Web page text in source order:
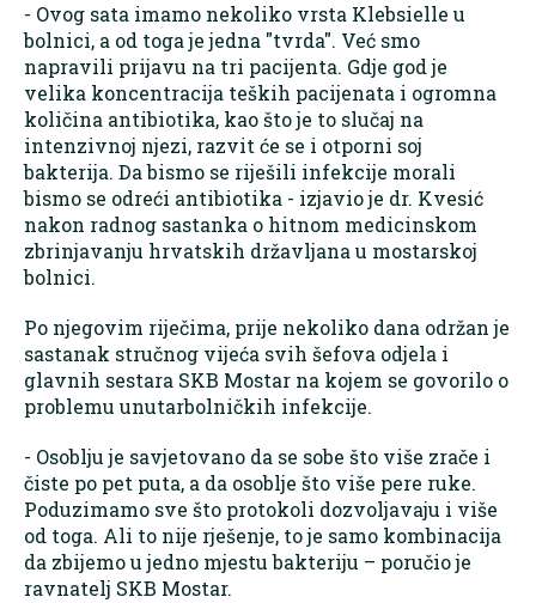
- Ovog sata imamo nekoliko vrsta Klebsielle u
bolnici, a od toga je jedna "tvrda". Već smo
napravili prijavu na tri pacijenta. Gdje god je
velika koncentracija teških pacijenata i ogromna
količina antibiotika, kao što je to slučaj na
intenzivnoj njezi, razvit će se i otporni soj
bakterija. Da bismo se riješili infekcije morali
bismo se odreći antibiotika - izjavio je dr. Kvesić
nakon radnog sastanka o hitnom medicinskom
zbrinjavanju hrvatskih državljana u mostarskoj
bolnici.
Po njegovim riječima, prije nekoliko dana održan je
sastanak stručnog vijeća svih šefova odjela i
glavnih sestara SKB Mostar na kojem se govorilo o
problemu unutarbolničkih infekcije.
- Osoblju je savjetovano da se sobe što više zrače i
čiste po pet puta, a da osoblje što više pere ruke.
Poduzimamo sve što protokoli dozvoljavaju i više
od toga. Ali to nije rješenje, to je samo kombinacija
da zbijemo u jedno mjestu bakteriju – poručio je
ravnatelj SKB Mostar.